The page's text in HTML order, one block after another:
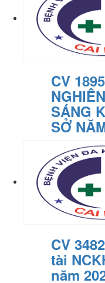
CV
SÁNG
SỞ
CV
tài
năm